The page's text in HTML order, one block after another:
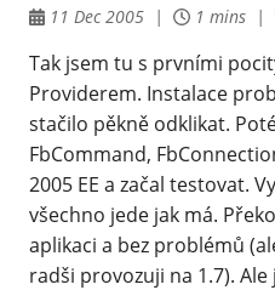
11 Dec 2005 1 mins
Tak jsem tu s prvními
Providerem. Instalace
stačilo pěkně odklikat.
FbCommand,
2005 EE a začal testovat.
všechno jede jak má.
aplikaci a bez problémů
radši provozuji na 1.7).